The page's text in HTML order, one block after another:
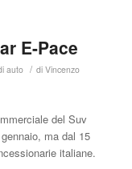
E-Pace
auto / di Vincenzo
del Suv
ma dal 15
italiane.